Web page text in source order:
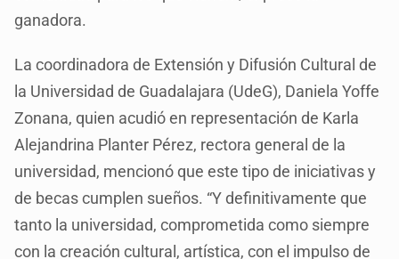
ganadora.
La coordinadora de Extensión y Difusión Cultural de
la Universidad de Guadalajara (UdeG), Daniela Yoffe
Zonana, quien acudió en representación de Karla
Alejandrina Planter Pérez, rectora general de la
universidad, mencionó que este tipo de iniciativas y
de becas cumplen sueños. “Y definitivamente que
tanto la universidad, comprometida como siempre
con la creación cultural, artística, con el impulso de